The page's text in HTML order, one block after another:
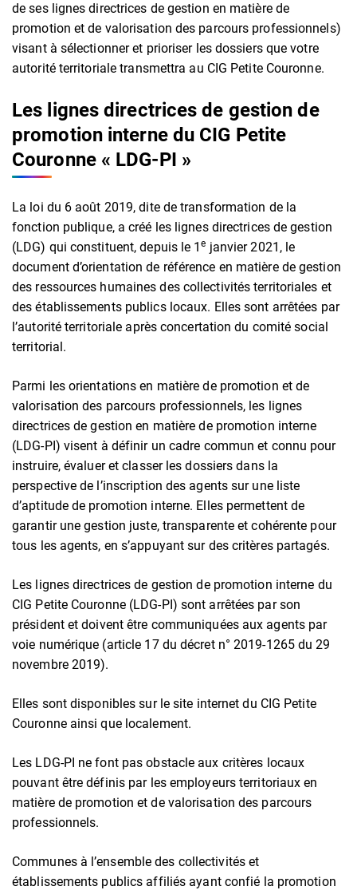
de ses lignes directrices de gestion en matière de
promotion et de valorisation des parcours professionnels)
visant à sélectionner et prioriser les dossiers que votre
autorité territoriale transmettra au CIG Petite Couronne.
Les lignes directrices de gestion de
promotion interne du CIG Petite
Couronne « LDG-PI »
La loi du 6 août 2019, dite de transformation de la
fonction publique, a créé les lignes directrices de gestion
(LDG) qui constituent, depuis le 1e janvier 2021, le
document d’orientation de référence en matière de gestion
des ressources humaines des collectivités territoriales et
des établissements publics locaux. Elles sont arrêtées par
l’autorité territoriale après concertation du comité social
territorial.
Parmi les orientations en matière de promotion et de
valorisation des parcours professionnels, les lignes
directrices de gestion en matière de promotion interne
(LDG-PI) visent à définir un cadre commun et connu pour
instruire, évaluer et classer les dossiers dans la
perspective de l’inscription des agents sur une liste
d’aptitude de promotion interne. Elles permettent de
garantir une gestion juste, transparente et cohérente pour
tous les agents, en s’appuyant sur des critères partagés.
Les lignes directrices de gestion de promotion interne du
CIG Petite Couronne (LDG-PI) sont arrêtées par son
président et doivent être communiquées aux agents par
voie numérique (article 17 du décret n° 2019-1265 du 29
novembre 2019).
Elles sont disponibles sur le site internet du CIG Petite
Couronne ainsi que localement.
Les LDG-PI ne font pas obstacle aux critères locaux
pouvant être définis par les employeurs territoriaux en
matière de promotion et de valorisation des parcours
professionnels.
Communes à l’ensemble des collectivités et
établissements publics affiliés ayant confié la promotion